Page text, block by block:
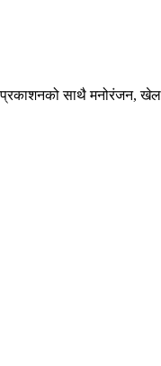
प्रकाशनको साथै